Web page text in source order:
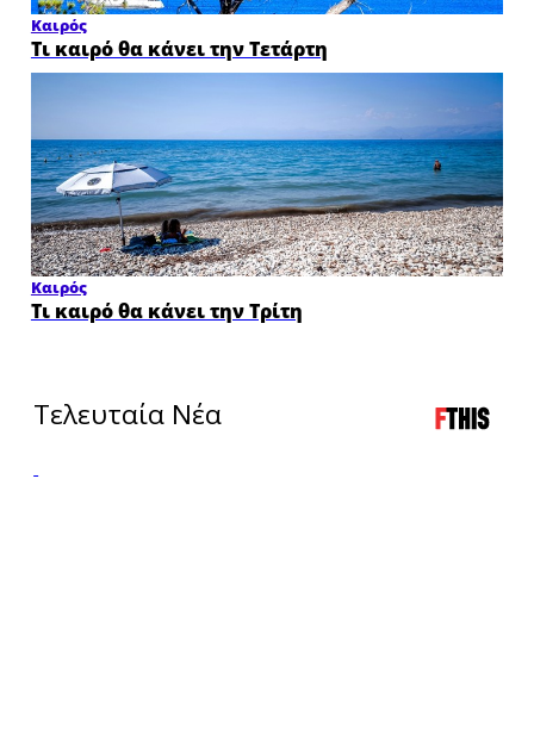
Καιρός
Τι καιρό θα κάνει την Τετάρτη
Καιρός
Τι καιρό θα κάνει την Τρίτη
Τελευταία Νέα